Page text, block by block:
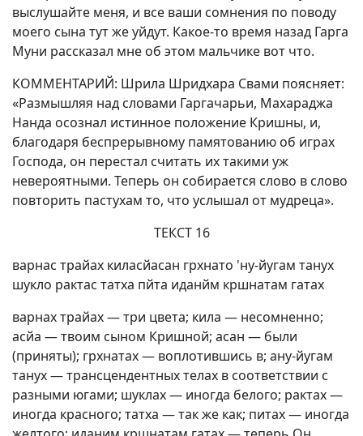
выслушайте меня, и все ваши сомнения по поводу
моего сына тут же уйдут. Какое-то время назад Гарга
Муни рассказал мне об этом мальчике вот что.
КОММЕНТАРИЙ: Шрила Шридхара Свами поясняет:
«Размышляя над словами Гаргачарьи, Махараджа
Нанда осознал истинное положение Кришны, и,
благодаря беспрерывному памятованию об играх
Господа, он перестал считать их такими уж
невероятными. Теперь он собирается слово в слово
повторить пастухам то, что услышал от мудреца».
ТЕКСТ 16
варнас трайах киласйасан грхнато 'ну-йугам танух
шукло рактас татха пйта иданйм кршнатам гатах
варнах трайах — три цвета; кила — несомненно;
асйа — твоим сыном Кришной; асан — были
(приняты); грхнатах — воплотившись в; ану-йугам
танух — трансцендентных телах в соответствии с
разными югами; шуклах — иногда белого; рактах —
иногда красного; татха — так же как; питах — иногда